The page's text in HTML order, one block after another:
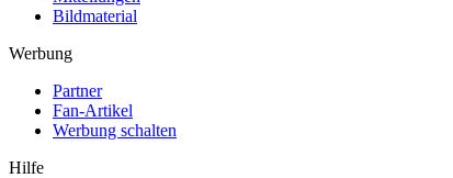
Bildmaterial
Werbung
Partner
Fan-Artikel
Werbung schalten
Hilfe